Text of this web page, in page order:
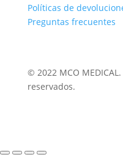
Políticas de
Preguntas frecuentes
© 2022 MCO
reservados.